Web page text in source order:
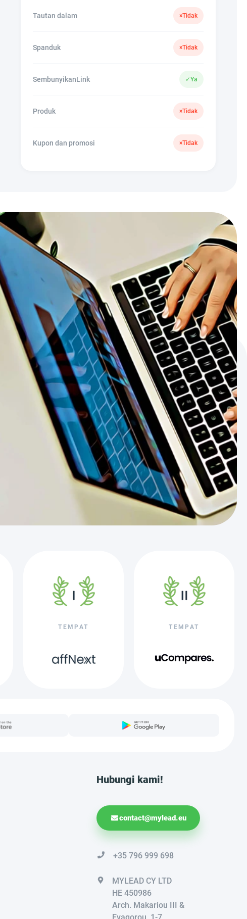
Tautan dalam ×Tidak
Spanduk ×Tidak
SembunyikanLink ✓Ya
Produk ×Tidak
Kupon dan promosi ×Tidak
TEMPAT TEMPAT
Hubungi kami!
contact@mylead.eu
+35 796 999 698
MYLEAD CY LTD
HE 450986
Arch. Makariou III &